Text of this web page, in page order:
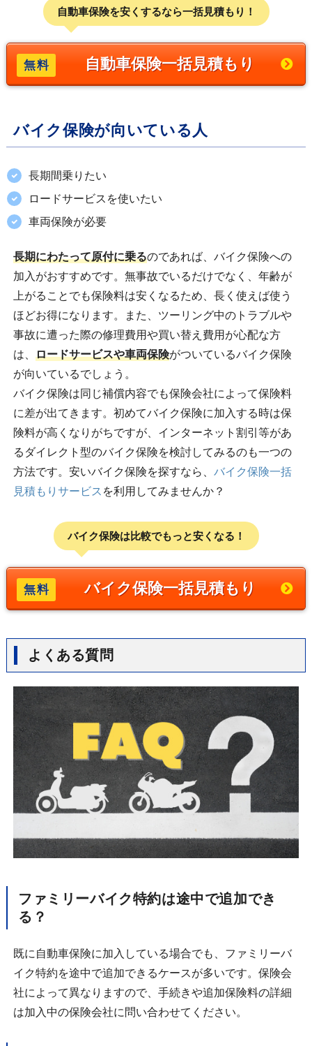
自動車保険を安くするなら一括見積もり！
自動車保険一括見積もり
バイク保険が向いている人
長期間乗りたい
ロードサービスを使いたい
車両保険が必要
長期にわたって原付に乗るのであれば、バイク保険への
加入がおすすめです。無事故でいるだけでなく、年齢が
上がることでも保険料は安くなるため、長く使えば使う
ほどお得になります。また、ツーリング中のトラブルや
事故に遭った際の修理費用や買い替え費用が心配な方
は、 ロードサービスや車両保険がついているバイク保険
が向いているでしょう。
バイク保険は同じ補償内容でも保険会社によって保険料
に差が出てきます。初めてバイク保険に加入する時は保
険料が高くなりがちですが、インターネット割引等があ
るダイレクト型のバイク保険を検討してみるのも一つの
方法です。安いバイク保険を探すなら、 バイク保険一括
見積もりサービス を利用してみませんか？
バイク保険は比較でもっと安くなる！
バイク保険一括見積もり
よくある質問
ファミリーバイク特約は途中で追加でき
る？
既に自動車保険に加入している場合でも、ファミリーバ
イク特約を途中で追加できるケースが多いです。保険会
社によって異なりますので、手続きや追加保険料の詳細
は加入中の保険会社に問い合わせてください。